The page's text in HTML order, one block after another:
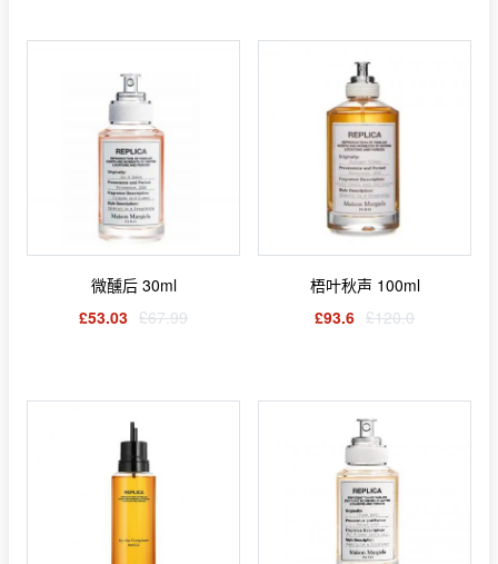
微醺后 30ml
£53.03 £67.99
梧叶秋声 100ml
£93.6 £120.0